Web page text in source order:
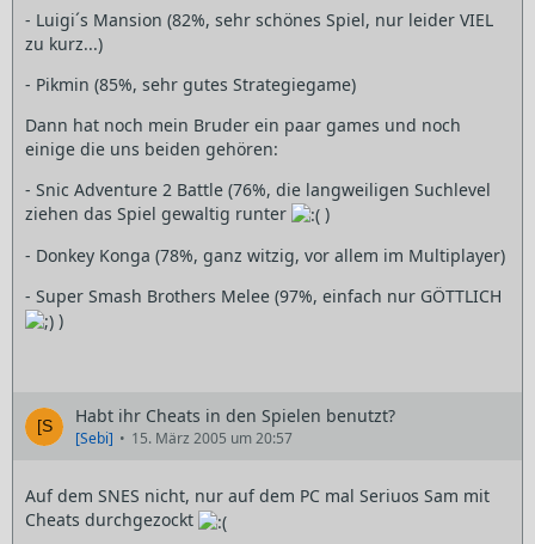
- Luigi´s Mansion (82%, sehr schönes Spiel, nur leider VIEL
zu kurz...)
- Pikmin (85%, sehr gutes Strategiegame)
Dann hat noch mein Bruder ein paar games und noch
einige die uns beiden gehören:
- Snic Adventure 2 Battle (76%, die langweiligen Suchlevel
ziehen das Spiel gewaltig runter
)
- Donkey Konga (78%, ganz witzig, vor allem im Multiplayer)
- Super Smash Brothers Melee (97%, einfach nur GÖTTLICH
)
Habt ihr Cheats in den Spielen benutzt?
[Sebi] 15. März 2005 um 20:57
Auf dem SNES nicht, nur auf dem PC mal Seriuos Sam mit
Cheats durchgezockt